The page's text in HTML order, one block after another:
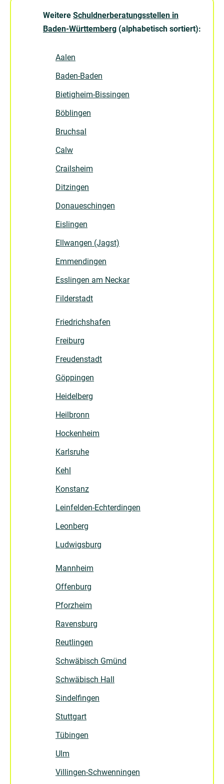
Weitere Schuldnerberatungsstellen in
Baden-Württemberg (alphabetisch sortiert):
Aalen
Baden-Baden
Bietigheim-Bissingen
Böblingen
Bruchsal
Calw
Crailsheim
Ditzingen
Donaueschingen
Eislingen
Ellwangen (Jagst)
Emmendingen
Esslingen am Neckar
Filderstadt
Friedrichshafen
Freiburg
Freudenstadt
Göppingen
Heidelberg
Heilbronn
Hockenheim
Karlsruhe
Kehl
Konstanz
Leinfelden-Echterdingen
Leonberg
Ludwigsburg
Mannheim
Offenburg
Pforzheim
Ravensburg
Reutlingen
Schwäbisch Gmünd
Schwäbisch Hall
Sindelfingen
Stuttgart
Tübingen
Ulm
Villingen-Schwenningen